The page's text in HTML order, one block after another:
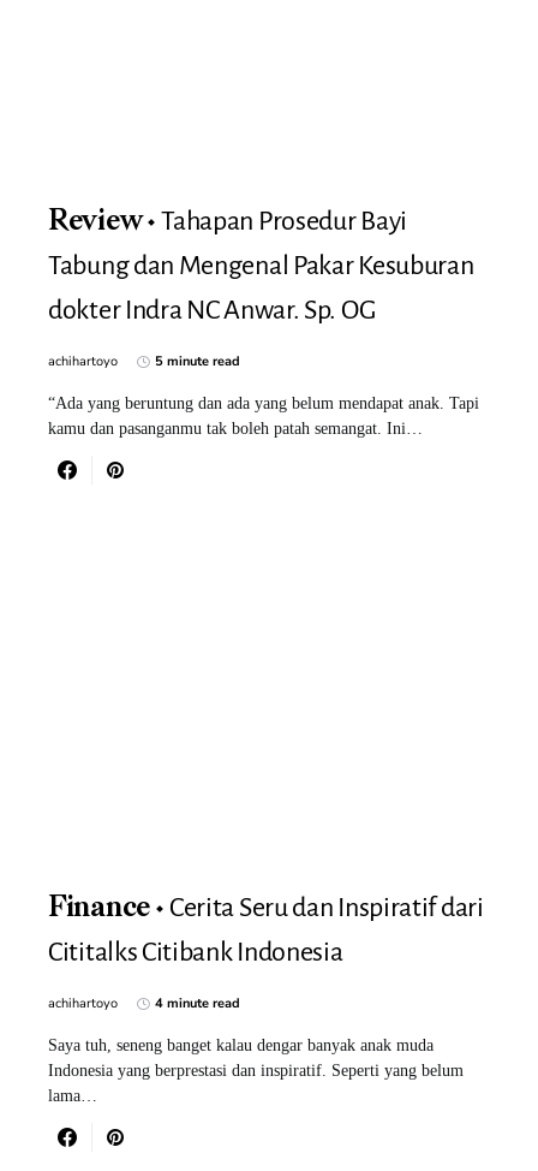
Review
Tahapan Prosedur Bayi
Tabung dan Mengenal Pakar Kesuburan
dokter Indra NC Anwar. Sp. OG
achihartoyo 5 minute read
“Ada yang beruntung dan ada yang belum mendapat anak. Tapi
kamu dan pasanganmu tak boleh patah semangat. Ini…
Finance
Cerita Seru dan Inspiratif dari
Cititalks Citibank Indonesia
achihartoyo 4 minute read
Saya tuh, seneng banget kalau dengar banyak anak muda
Indonesia yang berprestasi dan inspiratif. Seperti yang belum
lama…